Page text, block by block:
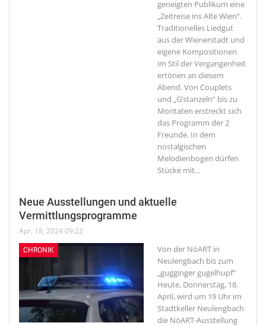
geneigten Publikum eine
„Zeitreise ins Alte Wien“.
Traditionelles Liedgut
aus der Wienerstadt und
eigene Kompositionen
im Stil der Vergangenheit
ertönen an diesem
Abend. Von Couplets
und „G’stanzeln“ bis zu
Moritaten erstreckt sich
das Programm der 2
Freunde. In dem
nostalgischen
Melodienbogen dürfen
Stücke mit…
Neue Ausstellungen und aktuelle
Vermittlungsprogramme
Apr. 18, 2024 09:22
CHRONIK
Von der NöART in
Neulengbach bis zum
„gugginger gugelhupf“
Heute, Donnerstag, 18.
April, wird um 19 Uhr im
Stadtkeller Neulengbach
die NöART-Ausstellung